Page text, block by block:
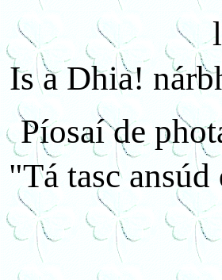
Is a Dhia!
Píosaí de
"Tá tasc